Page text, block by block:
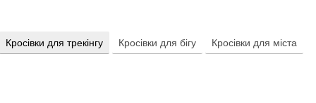
Кросівки для трекінгу Кросівки для бігу Кросівки для міста